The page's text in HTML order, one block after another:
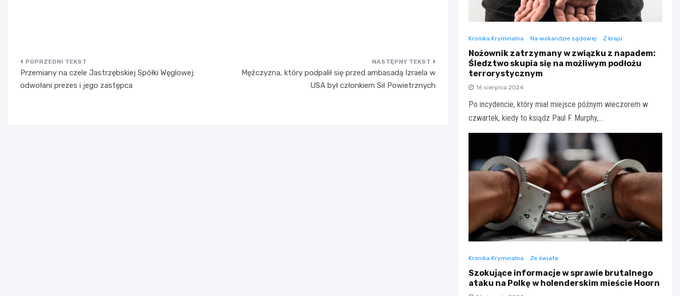
Nawigacja
wpisu
Przemiany na czele Jastrzębskiej Spółki Węglowej:
odwołani prezes i jego zastępca
Mężczyzna, który podpalił się przed ambasadą Izraela w
USA był członkiem Sił Powietrznych
Kronika Kryminalna Na wokandzie sądowej Z kraju
Nożownik zatrzymany w związku z napadem:
Śledztwo skupia się na możliwym podłożu
terrorystycznym
16 sierpnia 2024
Po incydencie, który miał miejsce późnym wieczorem w
czwartek, kiedy to ksiądz Paul F. Murphy,…
Kronika Kryminalna Ze świata
Szokujące informacje w sprawie brutalnego
ataku na Polkę w holenderskim mieście Hoorn